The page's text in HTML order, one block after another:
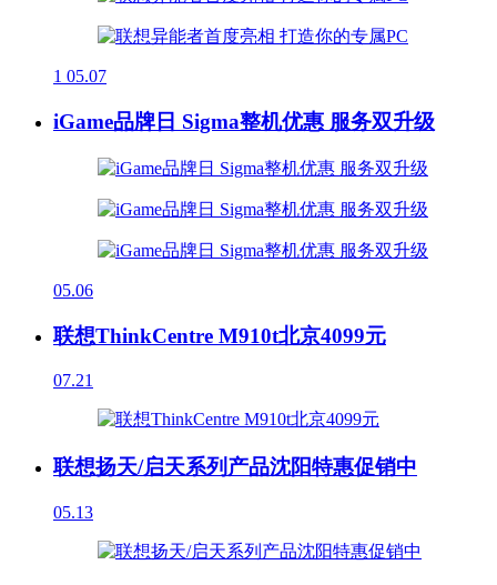
1 05.07
iGame品牌日 Sigma整机优惠 服务双升级
05.06
联想ThinkCentre M910t北京4099元
07.21
联想扬天/启天系列产品沈阳特惠促销中
05.13